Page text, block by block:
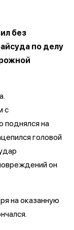
без
по делу
с
поднялся на
головой
он
на оказанную